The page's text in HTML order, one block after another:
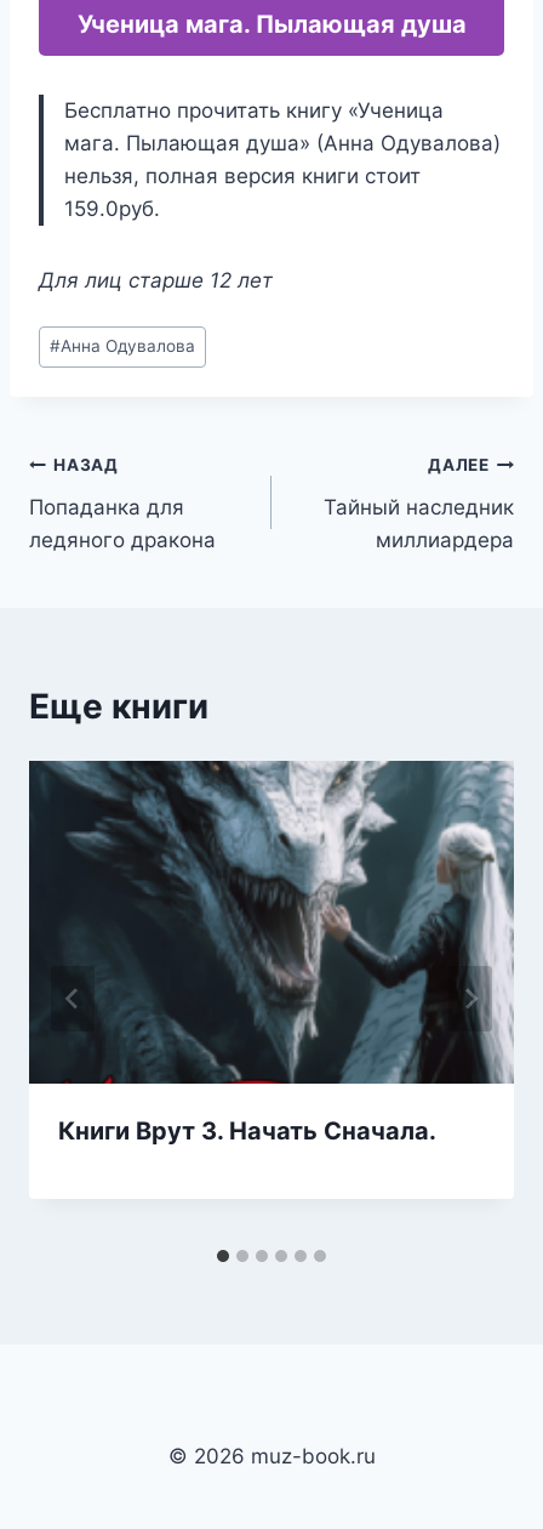
Ученица мага. Пылающая душа
Бесплатно прочитать книгу «Ученица
мага. Пылающая душа» (Анна Одувалова)
нельзя, полная версия книги стоит
159.0руб.
Для лиц старше 12 лет
Метки
записи:
#Анна Одувалова
Навигация
по
НАЗАД
Попаданка для
ледяного дракона
ДАЛЕЕ
Тайный наследник
миллиардера
Еще книги
Книги Врут 3. Начать Сначала.
© 2026 muz-book.ru